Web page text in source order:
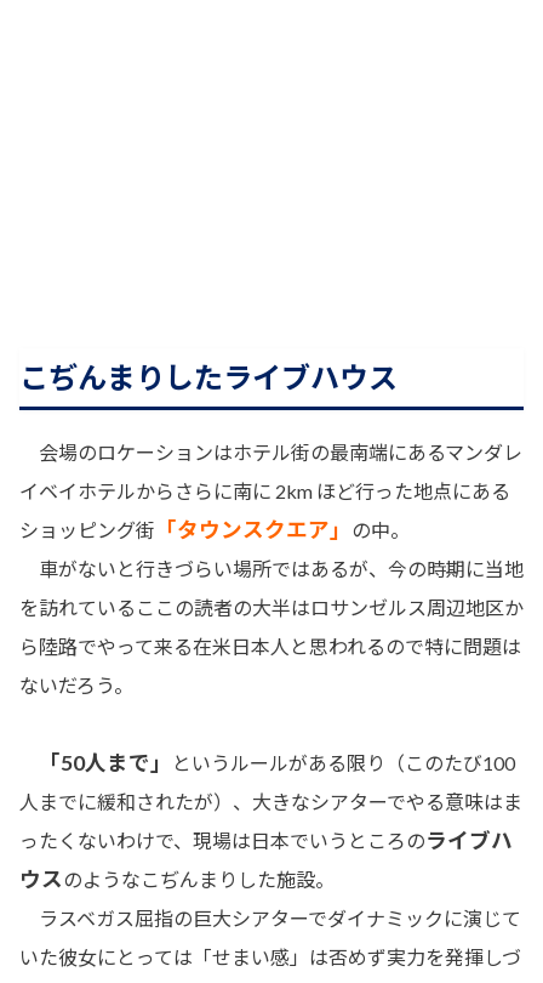
こぢんまりしたライブハウス
会場のロケーションはホテル街の最南端にあるマンダレ
イベイホテルからさらに南に 2km ほど行った地点にある
ショッピング街
「タウンスクエア」
の中。
車がないと行きづらい場所ではあるが、今の時期に当地
を訪れているここの読者の大半はロサンゼルス周辺地区か
ら陸路でやって来る在米日本人と思われるので特に問題は
ないだろう。
「50人まで」
というルールがある限り（このたび100
人までに緩和されたが）、大きなシアターでやる意味はま
ったくないわけで、現場は日本でいうところのライブハ
ウス のようなこぢんまりした施設。
ラスベガス屈指の巨大シアターでダイナミックに演じて
いた彼女にとっては「せまい感」は否めず実力を発揮しづ